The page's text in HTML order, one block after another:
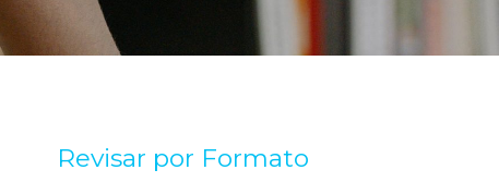
Revisar por Formato